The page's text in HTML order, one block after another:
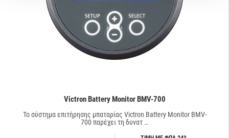
Victron Battery Monitor BMV-700
Το σύστημα επιτήρησης μπαταρίας Victron Battery Monitor BMV-
700 παρέχει τη δυνατ …